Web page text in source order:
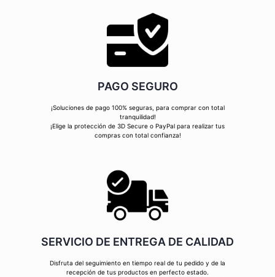
PAGO SEGURO
¡Soluciones de pago 100% seguras, para comprar con total
tranquilidad!
¡Elige la protección de 3D Secure o PayPal para realizar tus
compras con total confianza!
SERVICIO DE ENTREGA DE CALIDAD
Disfruta del seguimiento en tiempo real de tu pedido y de la
recepción de tus productos en perfecto estado.